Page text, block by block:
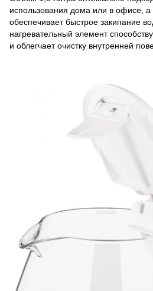
использования дома или в офисе,
обеспечивает быстрое закипание
нагревательный элемент
и облегчает очистку внутренней